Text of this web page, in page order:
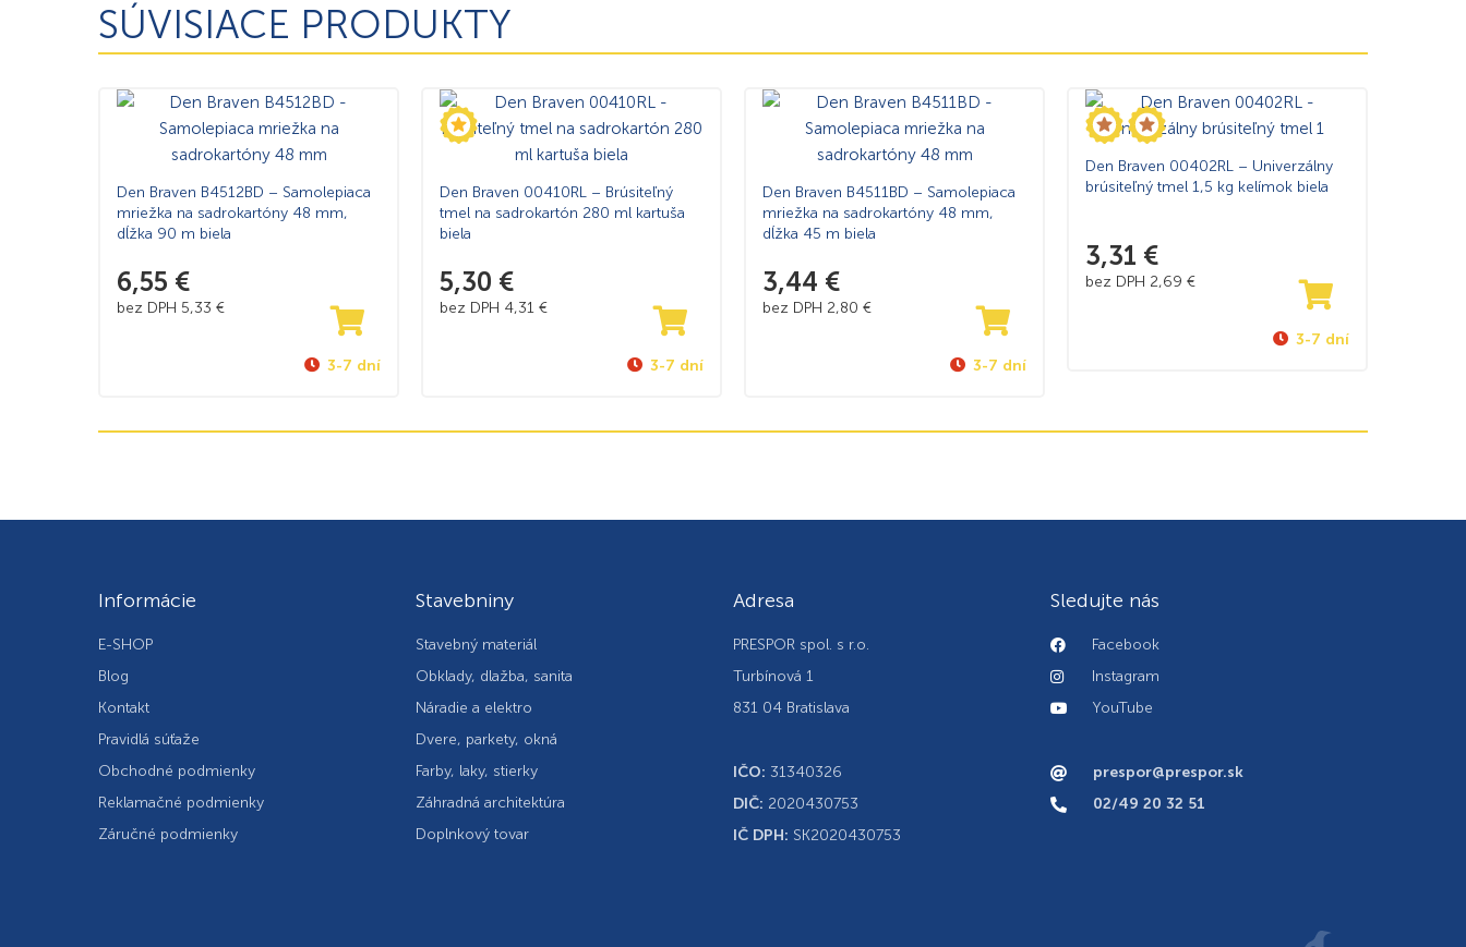
SÚVISIACE PRODUKTY
Den Braven B4512BD – Samolepiaca
mriežka na sadrokartóny 48 mm,
dĺžka 90 m biela
6,55 €
bez DPH 5,33 €
3-7 dní
Den Braven 00410RL – Brúsiteľný
tmel na sadrokartón 280 ml kartuša
biela
5,30 €
bez DPH 4,31 €
3-7 dní
Den Braven B4511BD – Samolepiaca
mriežka na sadrokartóny 48 mm,
dĺžka 45 m biela
3,44 €
bez DPH 2,80 €
3-7 dní
Den Braven 00402RL – Univerzálny
brúsiteľný tmel 1,5 kg kelímok biela
3,31 €
bez DPH 2,69 €
3-7 dní
Informácie
E-SHOP
Blog
Kontakt
Pravidlá súťaže
Obchodné podmienky
Reklamačné podmienky
Záručné podmienky
Stavebniny
Stavebný materiál
Obklady, dlažba, sanita
Náradie a elektro
Dvere, parkety, okná
Farby, laky, stierky
Záhradná architektúra
Doplnkový tovar
Adresa
PRESPOR spol. s r.o.
Turbínová 1
831 04 Bratislava
IČO: 31340326
DIČ: 2020430753
IČ DPH: SK2020430753
Sledujte nás
Facebook
Instagram
YouTube
prespor@prespor.sk
02/49 20 32 51